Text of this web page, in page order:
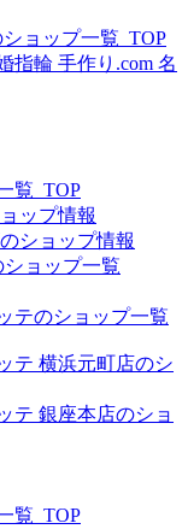
ョップ一覧_TOP
指輪 手作り.com 名
覧_TOP
ップ情報
ショップ情報
ョップ一覧
テのショップ一覧
テ 横浜元町店のシ
テ 銀座本店のショ
覧_TOP